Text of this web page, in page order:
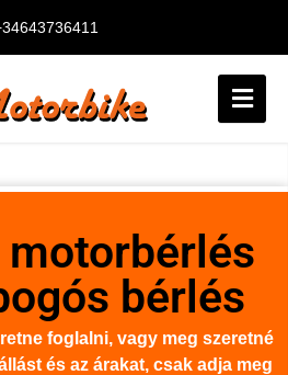
Kövess minket:
bérlés
foglalni, vagy meg szeretné
és az árakat, csak adja meg